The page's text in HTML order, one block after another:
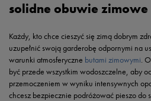
solidne obuwie zimowe
Każdy, kto chce cieszyć się zimą dobrym
uzupełnić swoją garderobę odpornymi na
warunki atmosferyczne butami zimowymi.
być przede wszystkim wodoszczelne, aby
przemoczeniem w wyniku intensywnych
chcesz bezpiecznie podróżować pieszo do